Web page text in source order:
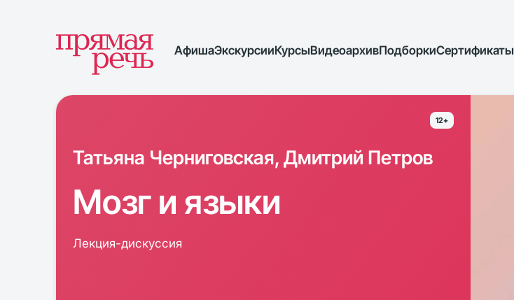
АфишаЭкскурсииКурсыВидеоархивПодборкиСертификаты
12+
Татьяна Черниговская, Дмитрий Петров
Мозг и языки
Лекция-дискуссия